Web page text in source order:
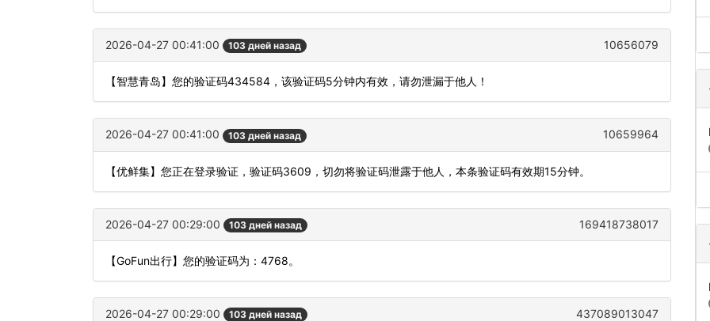
2026-04-27 00:41:00 103 дней назад 10656079
【智慧青岛】您的验证码434584，该验证码5分钟内有效，请勿泄漏于他人！
2026-04-27 00:41:00 103 дней назад 10659964
【优鲜集】您正在登录验证，验证码3609，切勿将验证码泄露于他人，本条验证码有效期15分钟。
2026-04-27 00:29:00 103 дней назад 169418738017
【GoFun出行】您的验证码为：4768。
2026-04-27 00:29:00 103 дней назад 437089013047